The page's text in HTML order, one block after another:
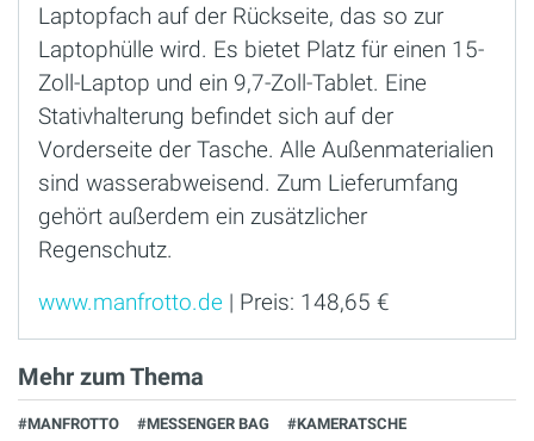
Laptopfach auf der Rückseite, das so zur
Laptophülle wird. Es bietet Platz für einen 15-
Zoll-Laptop und ein 9,7-Zoll-Tablet. Eine
Stativhalterung befindet sich auf der
Vorderseite der Tasche. Alle Außenmaterialien
sind wasserabweisend. Zum Lieferumfang
gehört außerdem ein zusätzlicher
Regenschutz.
www.manfrotto.de | Preis: 148,65 €
Mehr zum Thema
#MANFROTTO #MESSENGER BAG #KAMERATSCHE